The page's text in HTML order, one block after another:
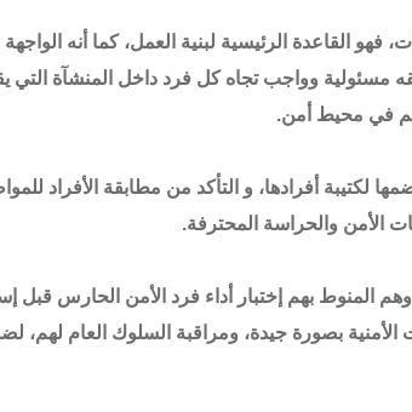
القاعدة الرئيسية لبنية العمل، كما أنه
مسئولية وواجب تجاه كل فرد داخل المنشآة التي
في محيط أمن.
لكتيبة أفرادها، و التأكد من مطابقة الأفراد
الأمن والحراسة المحترفة.
بهم إختبار أداء فرد الأمن الحارس قبل
بصورة جيدة، ومراقبة السلوك العام لهم،